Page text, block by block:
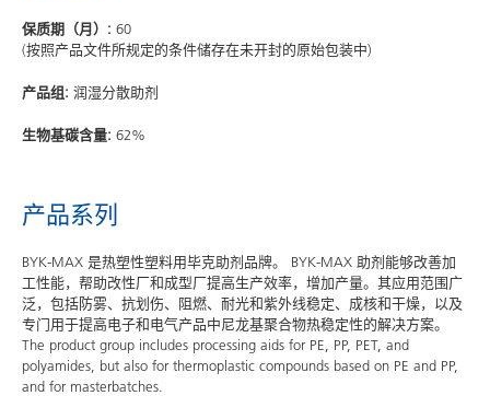
保质期（月）: 60
(按照产品文件所规定的条件储存在未开封的原始包装中)
产品组: 润湿分散助剂
生物基碳含量: 62%
产品系列
BYK-MAX 是热塑性塑料用毕克助剂品牌。 BYK-MAX 助剂能够改善加
工性能，帮助改性厂和成型厂提高生产效率，增加产量。其应用范围广
泛，包括防雾、抗划伤、阻燃、耐光和紫外线稳定、成核和干燥，以及
专门用于提高电子和电气产品中尼龙基聚合物热稳定性的解决方案。
The product group includes processing aids for PE, PP, PET, and
polyamides, but also for thermoplastic compounds based on PE and PP,
and for masterbatches.